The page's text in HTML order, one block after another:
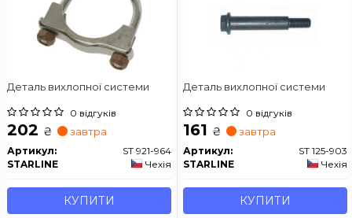
Деталь вихлопної системи
0 відгуків
202 ₴ завтра
Артикул:
ST 921-964
STARLINE
Чехія
КУПИТИ
Деталь вихлопної системи
0 відгуків
161 ₴ завтра
Артикул:
ST 125-903
STARLINE
Чехія
КУПИТИ